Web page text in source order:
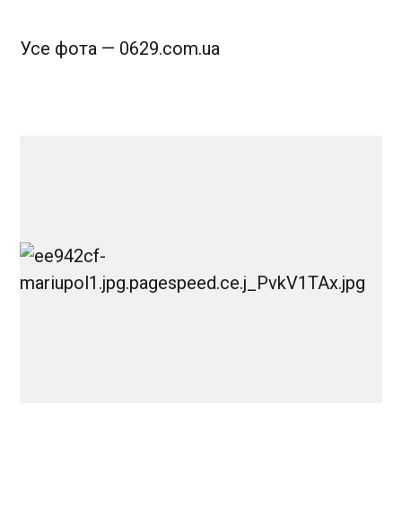
Усе фота — 0629.com.ua